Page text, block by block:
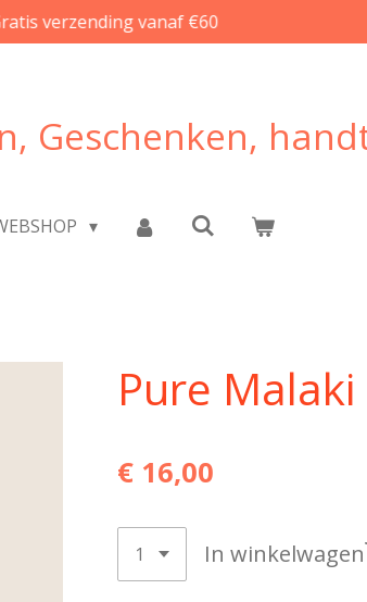
verzending vanaf €60
Geschenken,
Pure
€ 16,00
In winkelwagen